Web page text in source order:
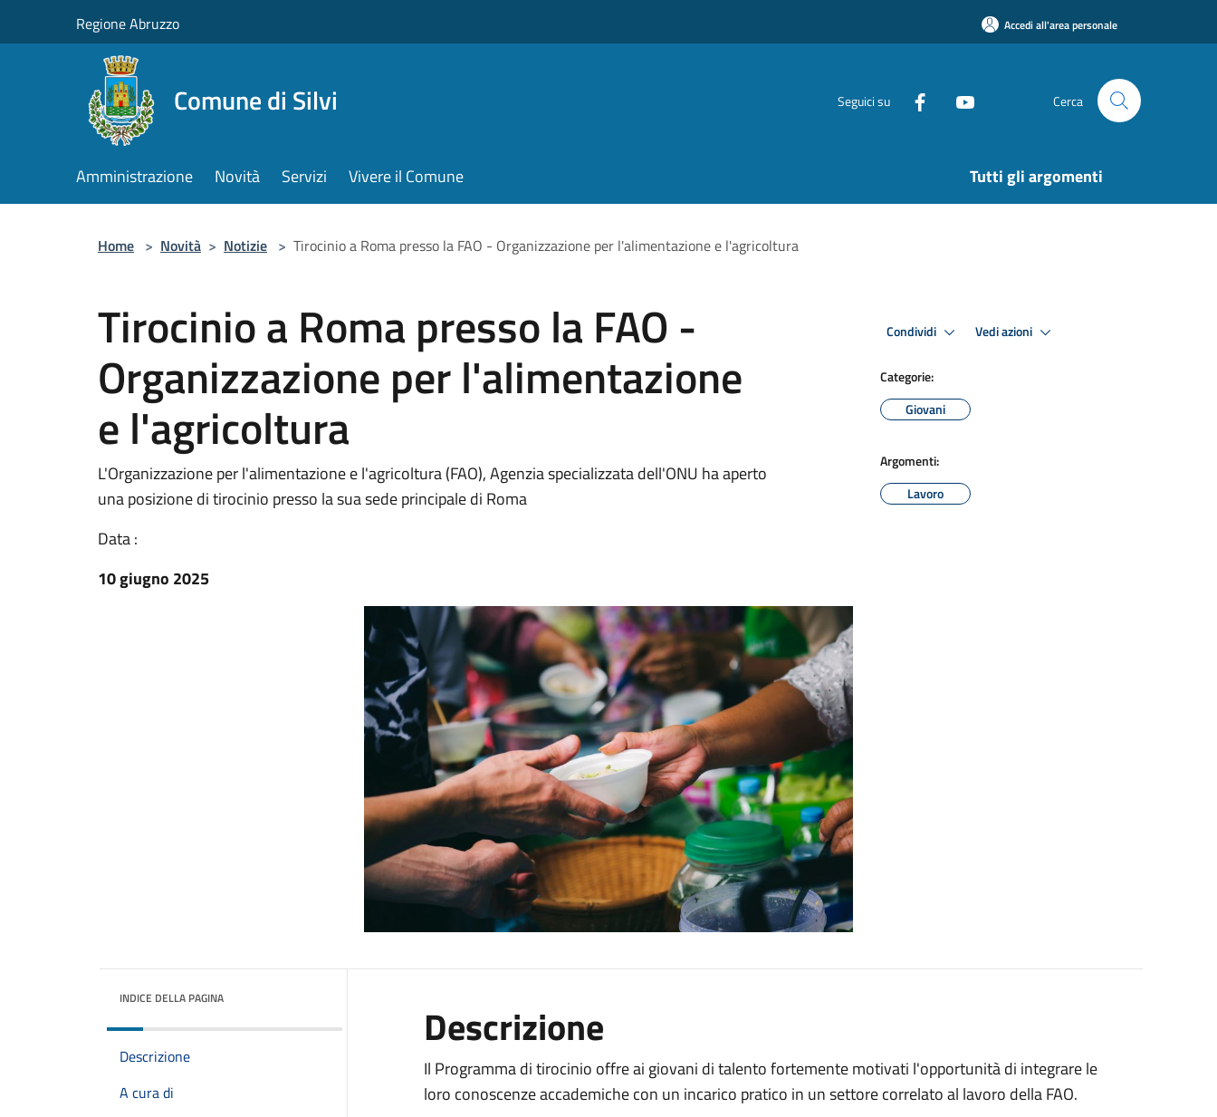
Regione Abruzzo Accedi all'area personale
Comune di Silvi Seguici su Cerca
Amministrazione Novità Servizi Vivere il Comune Tutti gli argomenti
Home > Novità > Notizie > Tirocinio a Roma presso la FAO - Organizzazione per l'alimentazione e l'agricoltura
Tirocinio a Roma presso la FAO -
Organizzazione per l'alimentazione
e l'agricoltura
L'Organizzazione per l'alimentazione e l'agricoltura (FAO), Agenzia specializzata dell'ONU ha aperto
una posizione di tirocinio presso la sua sede principale di Roma
Data :
10 giugno 2025
Condividi Vedi azioni
Categorie:
Giovani
Argomenti:
Lavoro
INDICE DELLA PAGINA
Descrizione
A cura di
Descrizione
Il Programma di tirocinio offre ai giovani di talento fortemente motivati l'opportunità di integrare le
loro conoscenze accademiche con un incarico pratico in un settore correlato al lavoro della FAO.